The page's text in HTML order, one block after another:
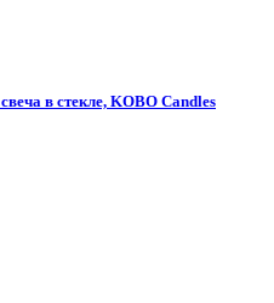
в стекле, KOBO Candles